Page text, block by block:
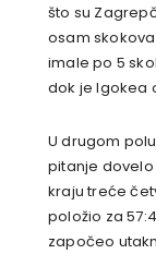
što su
osam
imale po 5
dok je Igokea
U drugom
pitanje
kraju treće
položio za
započeo